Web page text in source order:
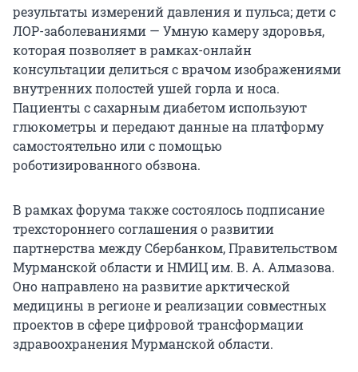
результаты измерений давления и пульса; дети с
ЛОР-заболеваниями — Умную камеру здоровья,
которая позволяет в рамках-онлайн
консультации делиться с врачом изображениями
внутренних полостей ушей горла и носа.
Пациенты с сахарным диабетом используют
глюкометры и передают данные на платформу
самостоятельно или с помощью
роботизированного обзвона.
В рамках форума также состоялось подписание
трехстороннего соглашения о развитии
партнерства между Сбербанком, Правительством
Мурманской области и НМИЦ им. В. А. Алмазова.
Оно направлено на развитие арктической
медицины в регионе и реализации совместных
проектов в сфере цифровой трансформации
здравоохранения Мурманской области.